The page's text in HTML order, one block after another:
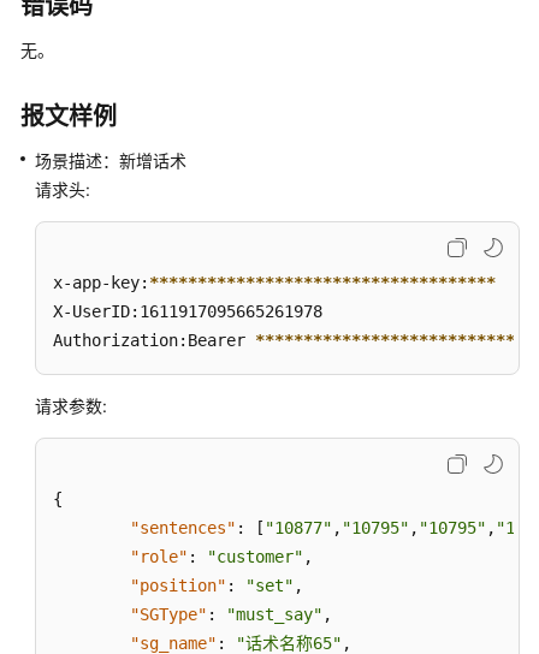
检
功
能
检
评
分
接
(sentencemanagement)
错误码
无。
报文样例
场景描述：新增话术
请求头:
x-app-key: ************************************
X-UserID:1611917095665261978
Authorization:Bearer ****************************
请求参数:
{
"sentences" : [ "10877" , "10795" , "10795" ,
"role" : "customer" ,
"position" : "set" ,
"SGType" : "must_say" ,
"sg_name" : "话术名称65" ,